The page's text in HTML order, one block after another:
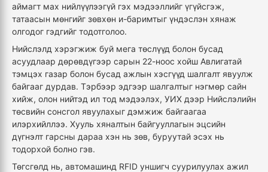
аймагт мах нийлүүлээгүй гэх мэдээллийг үгүйсгэж,
татаасын мөнгийг зөвхөн и-баримтыг үндэслэн хянаж
олгодог гэдгийг тодотголоо.
Нийслэлд хэрэгжиж буй мега төслүүд болон бусад
асуудлаар дөрөвдүгээр сарын 22-ноос хойш Авлигатай
тэмцэх газар болон бусад ажлын хэсгүүд шалгалт явуулж
байгааг дурдав. Тэрбээр эдгээр шалгалтыг нэгмөр сайн
хийж, олон нийтэд ил тод мэдээлэх, УИХ дээр Нийслэлийн
төсвийн сонсгол явуулахыг дэмжиж байгаагаа
илэрхийллээ. Хууль хяналтын байгууллагын эцсийн
дүгнэлт гарсны дараа хэн нь зөв, буруутай эсэх нь
тодорхой болно гэв.
Төгсгөлд нь, автомашинд RFID уншигч суурилуулах ажил